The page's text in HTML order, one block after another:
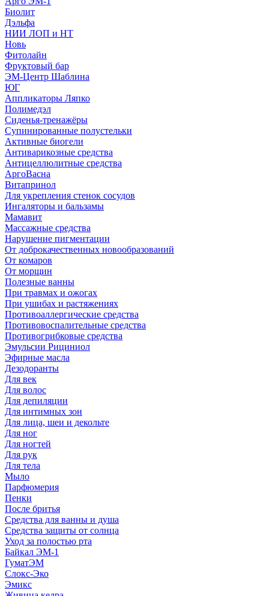
Биолит
Дэльфа
НИИ ЛОП и НТ
Новь
Фитолайн
Фруктовый бар
ЭМ-Центр Шаблина
ЮГ
Аппликаторы Ляпко
Полимедэл
Сиденья-тренажёры
Супинированные полустельки
Активные биогели
Антиварикозные средства
Антицеллюлитные средства
АргоВасна
Витапринол
Для укрепления стенок сосудов
Ингаляторы и бальзамы
Мамавит
Массажные средства
Нарушение пигментации
От доброкачественных новообразований
От комаров
От морщин
Полезные ванны
При травмах и ожогах
При ушибах и растяжениях
Противоаллергические средства
Противовоспалительные средства
Противогрибковые средства
Эмульсии Рициниол
Эфирные масла
Дезодоранты
Для век
Для волос
Для депиляции
Для интимных зон
Для лица, шеи и декольте
Для ног
Для ногтей
Для рук
Для тела
Мыло
Парфюмерия
Пенки
После бритья
Средства для ванны и душа
Средства защиты от солнца
Уход за полостью рта
Байкал ЭМ-1
ГуматЭМ
Слокс-Эко
Эмикс